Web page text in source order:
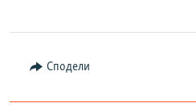
Сподели